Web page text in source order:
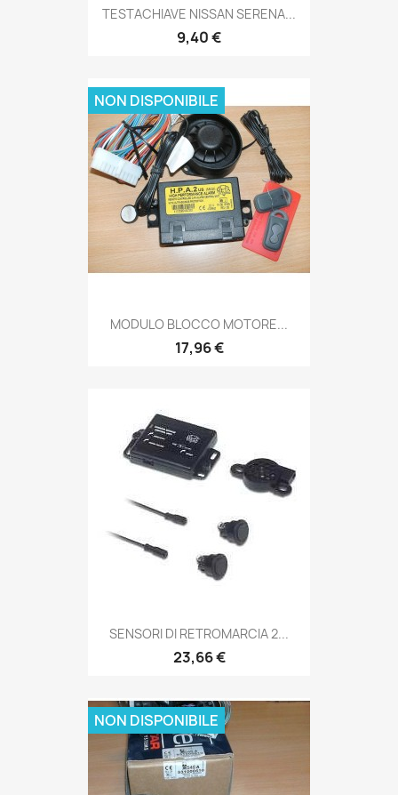
TESTACHIAVE NISSAN SERENA...
9,40 €
MODULO BLOCCO MOTORE...
17,96 €
NON DISPONIBILE
SENSORI DI RETROMARCIA 2...
23,66 €
NON DISPONIBILE